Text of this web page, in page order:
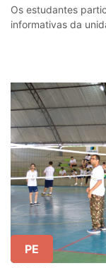
Os estudantes
informativas da
PE